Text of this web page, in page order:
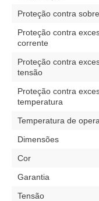
Proteção contra
Proteção contra
corrente
Proteção contra
tensão
Proteção contra
temperatura
Temperatura de
Dimensões
Cor
Garantia
Tensão